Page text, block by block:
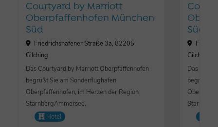
Courtyard by Marriott
Oberpfaffenhofen München
Süd
Friedrichshafener Straße 3a, 82205
Gilching
Das Courtyard by Marriott Oberpfaffenhofen
begrüßt Sie am Sonderflughafen
Oberpfaffenhofen, im Herzen der Region
StarnbergAmmersee.
Hotel
Süd
Gilching
Das
begrüßt